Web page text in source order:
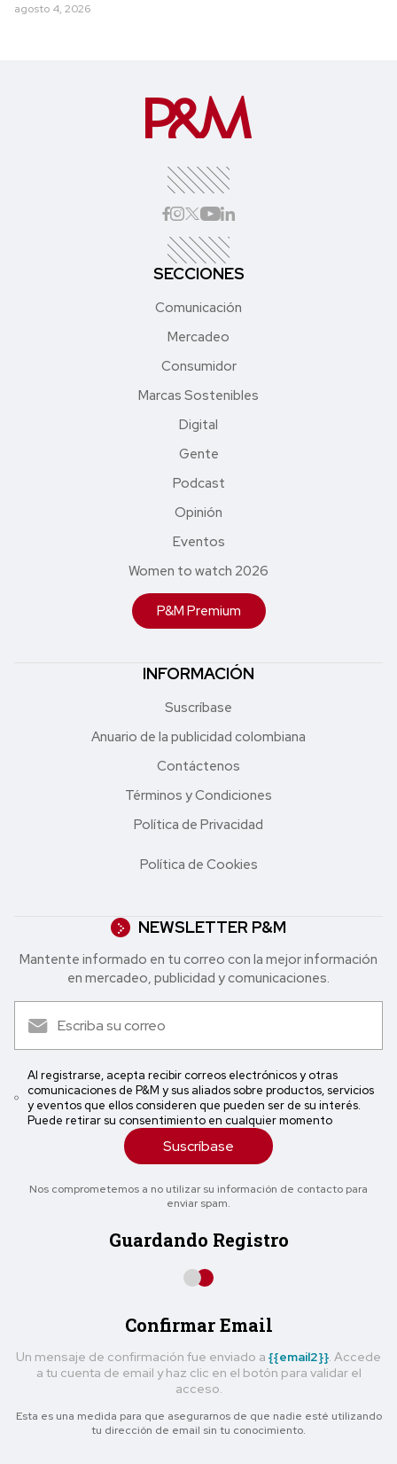
agosto 4, 2026
SECCIONES
Comunicación
Mercadeo
Consumidor
Marcas Sostenibles
Digital
Gente
Podcast
Opinión
Eventos
Women to watch 2026
P&M Premium
INFORMACIÓN
Suscríbase
Anuario de la publicidad colombiana
Contáctenos
Términos y Condiciones
Política de Privacidad
Política de Cookies
NEWSLETTER P&M
Mantente informado en tu correo con la mejor in formación
en mercadeo, publicidad y comunicaciones.
Al registrarse, acepta recibir correos electrónicos y otras
comunicaciones de P&M y sus aliados sobre productos, servicios
y eventos que ellos consideren que pueden ser de su interés.
Puede retirar su consentimiento en cualquier momento
Suscríbase
Nos comprometemos a no utilizar su información de contacto para
enviar spam.
Guardando Registro
Confirmar Email
Un mensaje de confirmación fue enviado a {{email2}}. Accede
a tu cuenta de email y haz clic en el botón para validar el
acceso.
Esta es una medida para que asegurarnos de que nadie esté utilizando
tu dirección de email sin tu conocimiento.